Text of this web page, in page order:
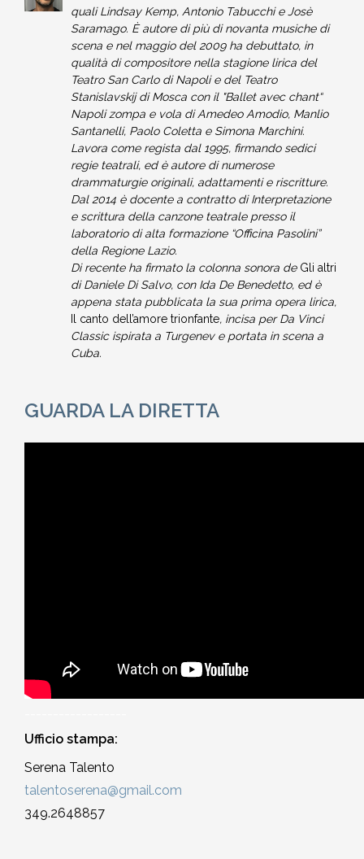
quali Lindsay Kemp, Antonio Tabucchi e Josè
Saramago. È autore di più di novanta musiche di
scena e nel maggio del 2009 ha debuttato, in
qualità di compositore nella stagione lirica del
Teatro San Carlo di Napoli e del Teatro
Stanislavskij di Mosca con il "Ballet avec chant“
Napoli zompa e vola di Amedeo Amodio, Manlio
Santanelli, Paolo Coletta e Simona Marchini.
Lavora come regista dal 1995, firmando sedici
regie teatrali, ed è autore di numerose
drammaturgie originali, adattamenti e riscritture.
Dal 2014 è docente a contratto di Interpretazione
e scrittura della canzone teatrale presso il
laboratorio di alta formazione “Officina Pasolini”
della Regione Lazio.
Di recente ha firmato la colonna sonora de Gli altri
di Daniele Di Salvo, con Ida De Benedetto, ed è
appena stata pubblicata la sua prima opera lirica,
Il canto dell’amore trionfante, incisa per Da Vinci
Classic ispirata a Turgenev e portata in scena a
Cuba.
GUARDA LA DIRETTA
Ufficio stampa:
Serena Talento
talentoserena@gmail.com
349.2648857